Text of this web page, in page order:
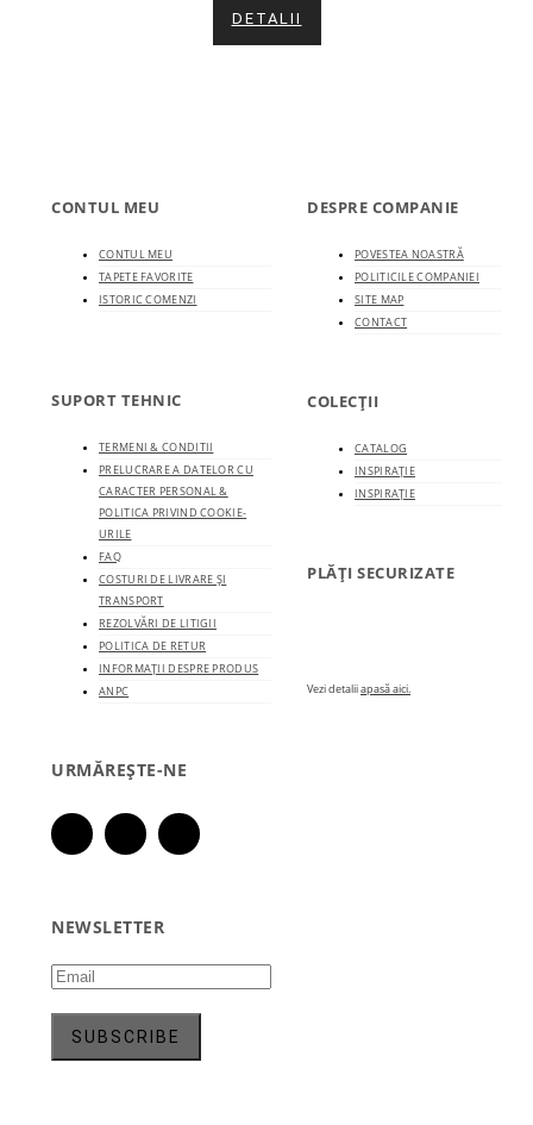
DETALII
CONTUL MEU
CONTUL MEU
TAPETE FAVORITE
ISTORIC COMENZI
SUPORT TEHNIC
TERMENI & CONDITII
PRELUCRARE A DATELOR CU
CARACTER PERSONAL &
POLITICA PRIVIND COOKIE-
URILE
FAQ
COSTURI DE LIVRARE ȘI
TRANSPORT
REZOLVĂRI DE LITIGII
POLITICA DE RETUR
INFORMAȚII DESPRE PRODUS
ANPC
URMĂREȘTE-NE
NEWSLETTER
DESPRE COMPANIE
POVESTEA NOASTRĂ
POLITICILE COMPANIEI
SITE MAP
CONTACT
COLECȚII
CATALOG
INSPIRAȚIE
INSPIRAȚIE
PLĂȚI SECURIZATE
Vezi detaliiapasă aici.